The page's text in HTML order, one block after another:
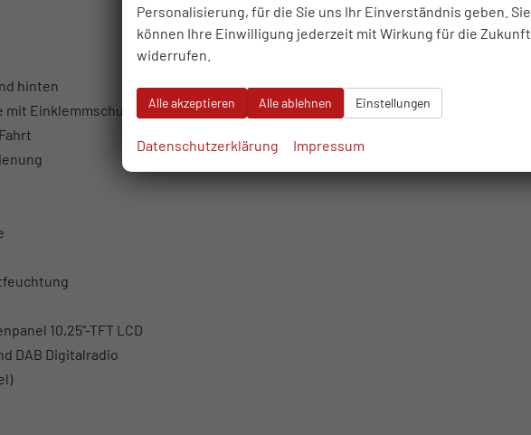
hinten
Einklemmschutz
10,25“-TFT LCD
DAB Digitalradio
Personalisierung, für die Sie uns Ihr Einverständnis geben. Sie
können Ihre Einwilligung jederzeit mit Wirkung für die Zukunft
widerrufen.
Alle akzeptieren Alle ablehnen Einstellungen
Datenschutzerklärung Impressum